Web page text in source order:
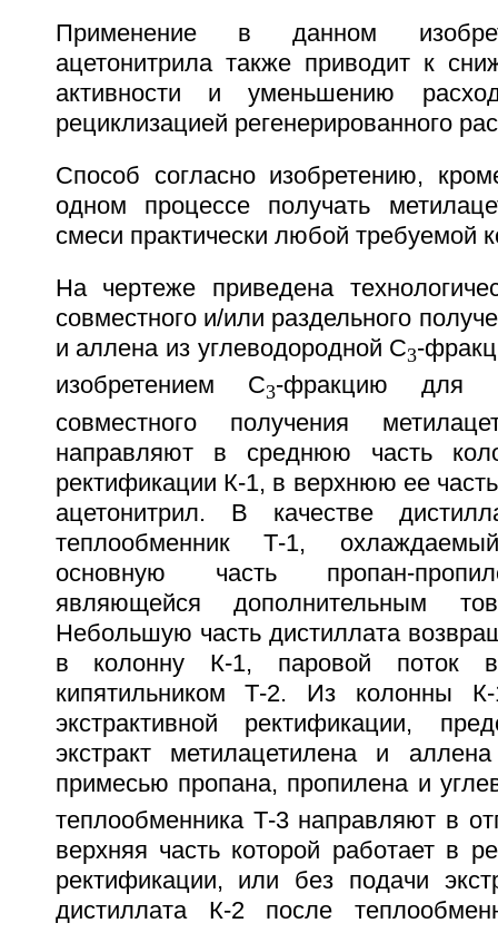
Применение в данном
ацетонитрила также приводит к
активности и уменьшению
рециклизацией регенерированного
Способ согласно изобретению,
одном процессе получать
смеси практически любой требуемой
На чертеже приведена
совместного и/или раздельного
и аллена из углеводородной С3-
изобретением С3-фракцию для
совместного получения
направляют в среднюю часть
ректификации К-1, в верхнюю ее
ацетонитрил. В качестве
теплообменник Т-1,
основную часть пропан-
являющейся дополнительным
Небольшую часть дистиллата
в колонну К-1, паровой поток
кипятильником Т-2. Из колонны
экстрактивной ректификации,
экстракт метилацетилена и
примесью пропана, пропилена и
теплообменника Т-3 направляют в
верхняя часть которой работает в
ректификации, или без подачи
дистиллата К-2 после